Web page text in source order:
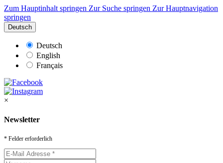
Zum Hauptinhalt springen Zur Suche springen Zur Hauptnavigation
springen
Deutsch
Deutsch
English
Français
×
Newsletter
* Felder erforderlich